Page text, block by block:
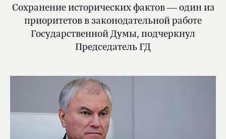
Сохранение исторических фактов — один из
приоритетов в законодательной работе
Государственной Думы, подчеркнул
Председатель ГД